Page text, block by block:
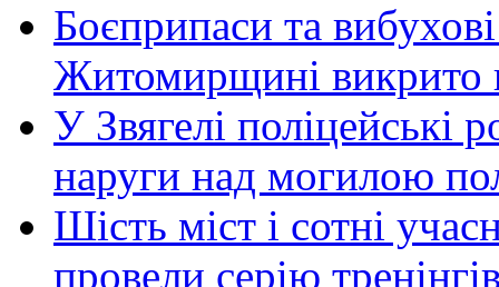
Боєприпаси та
Житомирщині викрито
У Звягелі поліцейські
наруги над могилою
Шість міст і сотні
провели серію